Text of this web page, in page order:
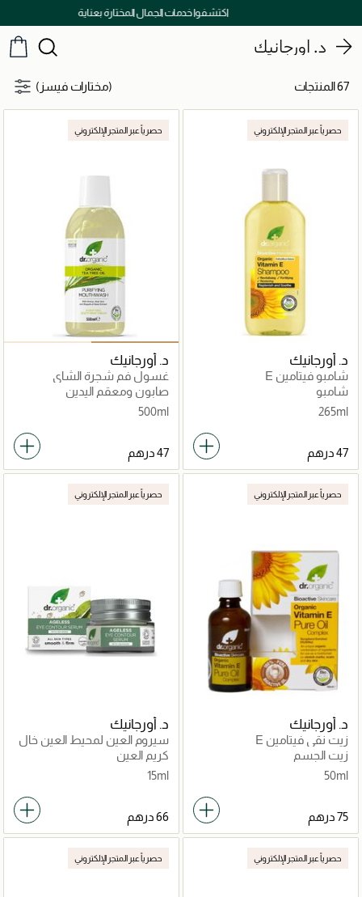
توصيل سريع على جميع الطلبات ما فوق 299 درهم
د. أورجانيك
67 المنتجات (مختارات فيسز)
حصرياً عبر المتجر الإلكتروني
د. أورجانيك
شامبو فيتامين E
شامبو
265ml
حصرياً عبر المتجر الإلكتروني
د. أورجانيك
غسول فم شجرة الشاي
صابون ومعقم اليدين
500ml
حصرياً عبر المتجر الإلكتروني
د. أورجانيك
زيت نقي فيتامين E
زيت الجسم
50ml
حصرياً عبر المتجر الإلكتروني
د. أورجانيك
سيروم العين لمحيط العين خالٍ
من العمر
كريم العين
15ml
حصرياً عبر المتجر الإلكتروني حصرياً عبر المتجر الإلكتروني